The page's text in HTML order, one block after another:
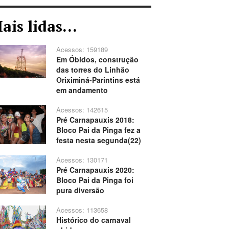
lidas...
Acessos: 159189
Em Óbidos, construção
das torres do Linhão
Oriximiná-Parintins está
em andamento
Acessos: 142615
Pré Carnapauxis 2018:
Bloco Pai da Pinga fez a
festa nesta segunda(22)
Acessos: 130171
Pré Carnapauxis 2020:
Bloco Pai da Pinga foi
pura diversão
Acessos: 113658
Histórico do carnaval